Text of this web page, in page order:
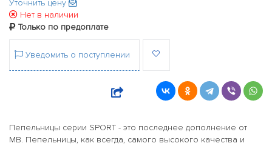
Уточнить цену
Нет в наличии
Только по предоплате
Уведомить о поступлении
Пепельницы серии SPORT - это последнее дополнение от
MB. Пепельницы, как всегда, самого высокого качества и